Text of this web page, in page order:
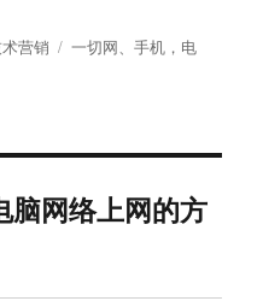
营销
标
一切网、手机，电
脑网络上网的方